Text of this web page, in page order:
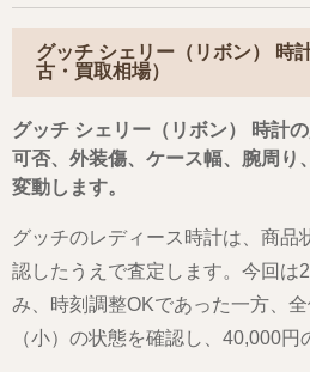
グッチ シェリー（リボン） 時
古・買取相場）
グッチ シェリー（リボン） 時計
可否、外装傷、ケース幅、腕周り
変動します。
グッチのレディース時計は、商品
認したうえで査定します。今回は
み、時刻調整OKであった一方、
（小）の状態を確認し、40,000円